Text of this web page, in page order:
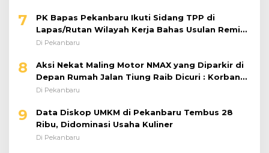
7
PK Bapas Pekanbaru Ikuti Sidang TPP di
Lapas/Rutan Wilayah Kerja Bahas Usulan Remisi
Umum Jelang Hari Kemerdekaan
Di Pekanbaru
8
Aksi Nekat Maling Motor NMAX yang Diparkir di
Depan Rumah Jalan Tiung Raib Dicuri : Korban
Minta Pelaku Ditangkap Pihak Kepolisian
Di Pekanbaru
9
Data Diskop UMKM di Pekanbaru Tembus 28
Ribu, Didominasi Usaha Kuliner
Di Pekanbaru